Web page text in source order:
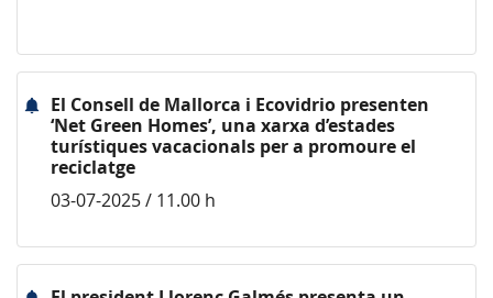
El Consell de Mallorca i Ecovidrio presenten
‘Net Green Homes’, una xarxa d’estades
turístiques vacacionals per a promoure el
reciclatge
03-07-2025 / 11.00 h